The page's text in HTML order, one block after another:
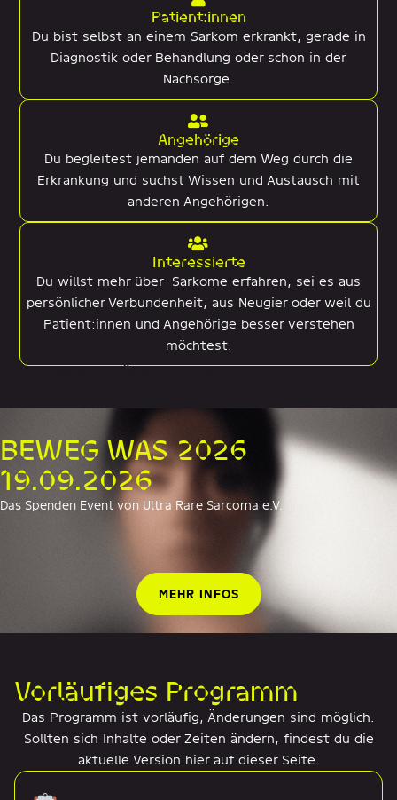
Patient:innen
Du bist selbst an einem Sarkom erkrankt, gerade in
Diagnostik oder Behandlung oder schon in der
Nachsorge.
Angehörige
Du begleitest jemanden auf dem Weg durch die
Erkrankung und suchst Wissen und Austausch mit
anderen Angehörigen.
Interessierte
Du willst mehr über Sarkome erfahren, sei es aus
persönlicher Verbundenheit, aus Neugier oder weil du
Patient:innen und Angehörige besser verstehen
möchtest.
BEWEG WAS 2026
19.09.2026
Das Spenden Event von Ultra Rare Sarcoma e.V.
MEHR INFOS
Vorläufiges Programm
Das Programm ist vorläufig, Änderungen sind möglich.
Sollten sich Inhalte oder Zeiten ändern, findest du die
aktuelle Version hier auf dieser Seite.